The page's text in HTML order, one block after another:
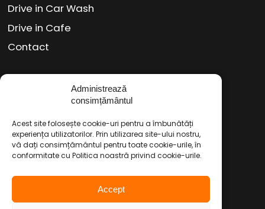
Administrează
consimțământul
Acest site folosește cookie-uri pentru a îmbunătăți
experiența utilizatorilor. Prin utilizarea site-ului nostru,
vă dați consimțământul pentru toate cookie-urile, în
conformitate cu Politica noastră privind cookie-urile.
Accept
Drive in Car Wash
Drive in Cafe
Contact
Social Media
Youtube/WhatsApp/LinkedIn
Politica de Confidențialitate
Condiții Service Auto